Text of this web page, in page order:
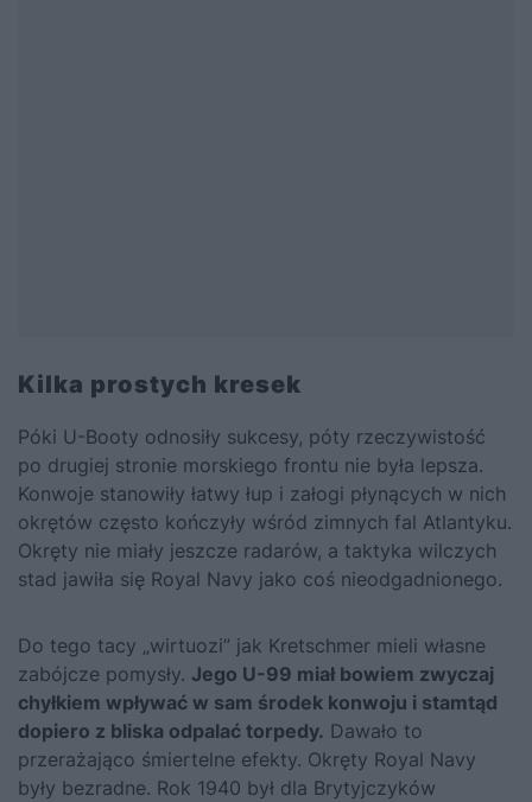
Kilka prostych kresek
Póki U-Booty odnosiły sukcesy, póty rzeczywistość
po drugiej stronie morskiego frontu nie była lepsza.
Konwoje stanowiły łatwy łup i załogi płynących w nich
okrętów często kończyły wśród zimnych fal Atlantyku.
Okręty nie miały jeszcze radarów, a taktyka wilczych
stad jawiła się Royal Navy jako coś nieodgadnionego.
Do tego tacy „wirtuozi” jak Kretschmer mieli własne
zabójcze pomysły. Jego U-99 miał bowiem zwyczaj
chyłkiem wpływać w sam środek konwoju i stamtąd
dopiero z bliska odpalać torpedy. Dawało to
przerażająco śmiertelne efekty. Okręty Royal Navy
były bezradne. Rok 1940 był dla Brytyjczyków